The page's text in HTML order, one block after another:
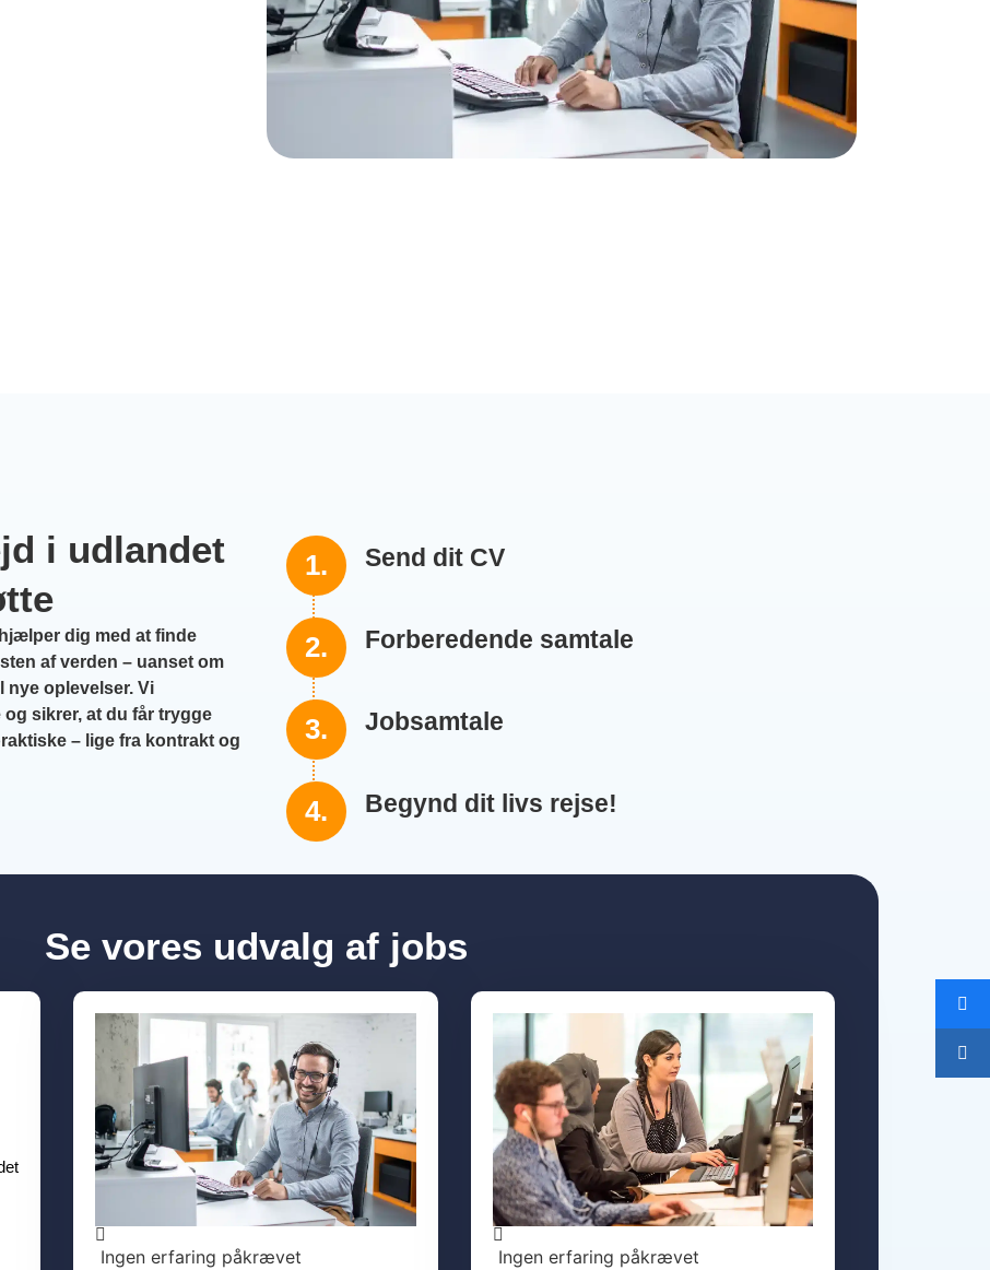
i udlandet
dig med at finde
af verden – uanset om
nye oplevelser. Vi
sikrer, at du får trygge
– lige fra kontrakt og
1. Send dit CV
2. Forberedende samtale
3. Jobsamtale
4. Begynd dit livs rejse!
Se vores udvalg af jobs
Ingen erfaring påkrævet Ingen erfaring påkrævet